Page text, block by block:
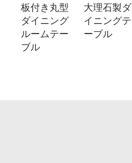
板付き丸型
ダイニング
ルームテー
ブル
大理石製ダ
イニングテ
ーブル